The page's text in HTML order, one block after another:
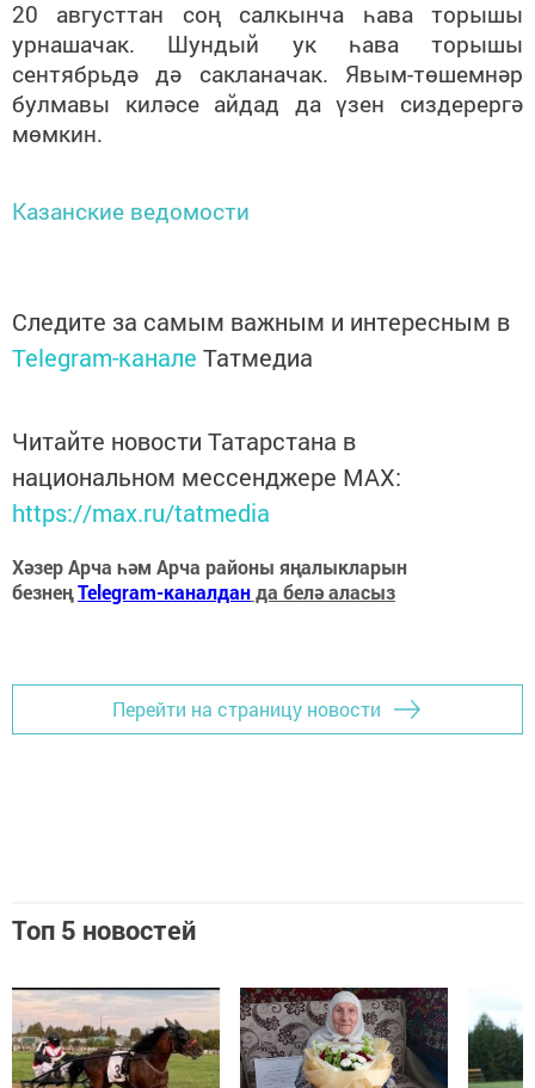
20 августтан соң салкынча һава торышы
урнашачак. Шундый ук һава торышы
сентябрьдә дә сакланачак. Явым-төшемнәр
булмавы киләсе айдад да үзен сиздерергә
мөмкин.
Казанские ведомости
Следите за самым важным и интересным в
Telegram-канале Татмедиа
Читайте новости Татарстана в
национальном мессенджере MАХ:
https://max.ru/tatmedia
Хәзер Арча һәм Арча районы яңалыкларын
безнеңTelegram-каналданда белә аласыз
Перейти на страницу новости
Топ 5 новостей